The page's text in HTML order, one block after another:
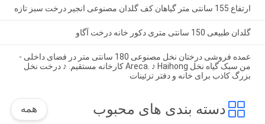
ارتفاع 155 سانتی متر گیاهان کف گلدان مصنوعی انجیر درخت سبز تازه
گلدان طبیعی 150 سانتی متری دکور خانه درخت آگاو
عمده فروشی درختان نخل مصنوعی 180 سانتی متر در فضای داخلی -
من سبک گیاه نخل Areca. ♪ Haihong کارخانه مستقیم. ♪ درخت نخل
بزرگ کاذب برای خانه و دفتر تزئینات
دسته بندی های محبوب همه